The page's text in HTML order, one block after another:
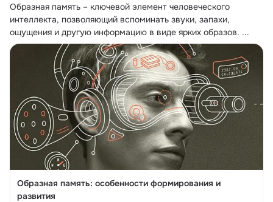
Образная память – ключевой элемент человеческого
интеллекта, позволяющий вспоминать звуки, запахи,
ощущения и другую информацию в виде ярких образов. ...
Образная память: особенности формирования и
развития